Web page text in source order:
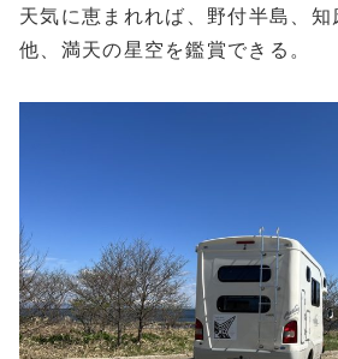
天気に恵まれれば、野付半島、知
他、満天の星空を鑑賞できる。